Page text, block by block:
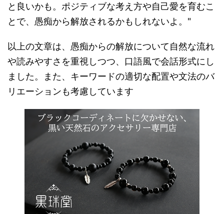
と良いかも。ポジティブな考え方や自己愛を育むこ
とで、愚痴から解放されるかもしれないよ。"
以上の文章は、愚痴からの解放について自然な流れ
や読みやすさを重視しつつ、口語風で会話形式にし
ました。また、キーワードの適切な配置や文法のバ
リエーションも考慮しています